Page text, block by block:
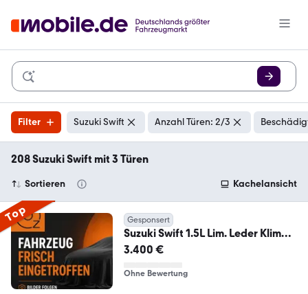
Filter Suzuki Swift Anzahl Türen: 2/3
208 Suzuki Swift mit 3 Türen
Sortieren Kachelansicht
Top Gesponsert
Suzuki Swift 1.5L Lim. Leder Klima
Sitzheizung 1.Hand
3.400 €
Ohne Bewertung